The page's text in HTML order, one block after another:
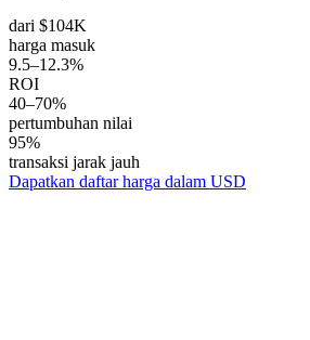
dari $104K
harga masuk
9.5–12.3%
ROI
40–70%
pertumbuhan nilai
95%
transaksi jarak jauh
Dapatkan daftar harga dalam USD